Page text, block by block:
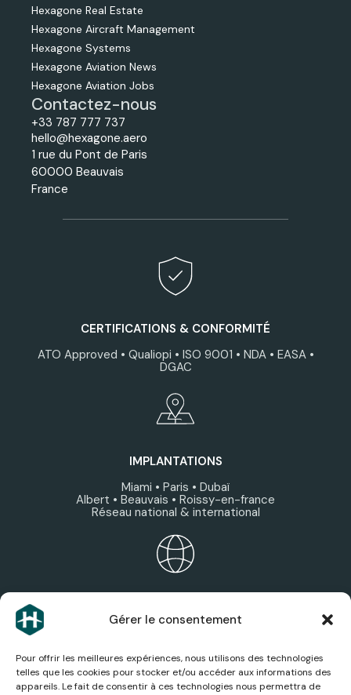
Gérer le consentement
Pour offrir les meilleures expériences, nous utilisons des technologies
telles que les cookies pour stocker et/ou accéder aux informations des
appareils. Le fait de consentir à ces technologies nous permettra de
Hexagone Real Estate
Hexagone Aircraft Management
Hexagone Systems
Hexagone Aviation News
Hexagone Aviation Jobs
Contactez-nous
+33 787 777 737
hello@hexagone.aero
1 rue du Pont de Paris
60000 Beauvais
France
CERTIFICATIONS & CONFORMITÉ
ATO Approved • Qualiopi • ISO 9001 • NDA • EASA •
DGAC
IMPLANTATIONS
Miami • Paris • Dubaï
Albert • Beauvais • Roissy-en-france
Réseau national & international
Découvrez les expertises, services et sociétés du